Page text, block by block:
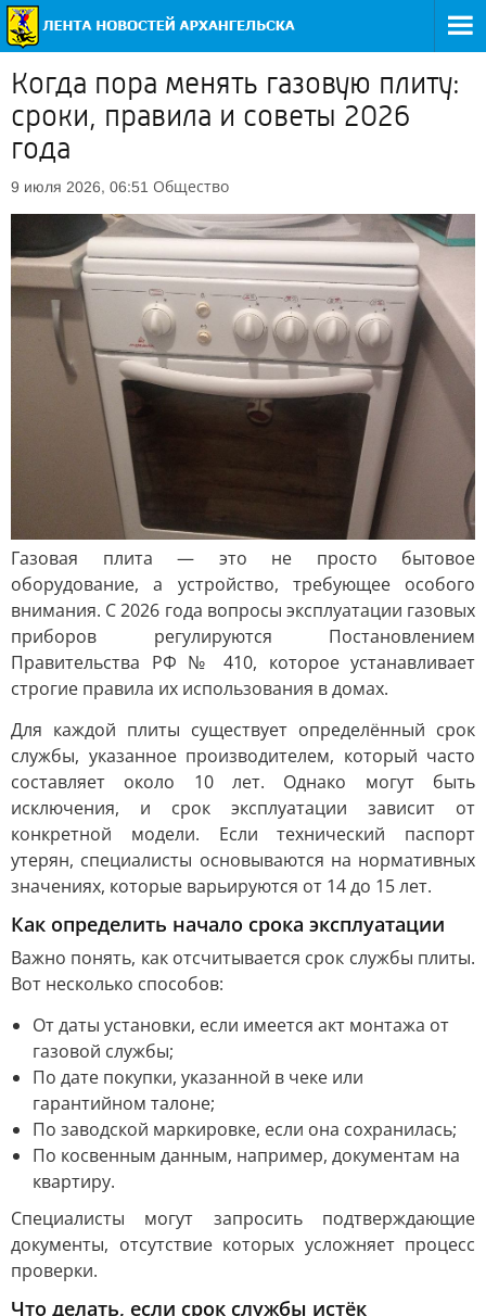
Когда пора менять газовую плиту:
сроки, правила и советы 2026
года
9 июля 2026, 06:51 Общество
Газовая плита — это не просто бытовое
оборудование, а устройство, требующее особого
внимания. С 2026 года вопросы эксплуатации газовых
приборов регулируются Постановлением
Правительства РФ № 410, которое устанавливает
строгие правила их использования в домах.
Для каждой плиты существует определённый срок
службы, указанное производителем, который часто
составляет около 10 лет. Однако могут быть
исключения, и срок эксплуатации зависит от
конкретной модели. Если технический паспорт
утерян, специалисты основываются на нормативных
значениях, которые варьируются от 14 до 15 лет.
Как определить начало срока эксплуатации
Важно понять, как отсчитывается срок службы плиты.
Вот несколько способов:
От даты установки, если имеется акт монтажа от
газовой службы;
По дате покупки, указанной в чеке или
гарантийном талоне;
По заводской маркировке, если она сохранилась;
По косвенным данным, например, документам на
квартиру.
Специалисты могут запросить подтверждающие
документы, отсутствие которых усложняет процесс
проверки.
Что делать, если срок службы истёк